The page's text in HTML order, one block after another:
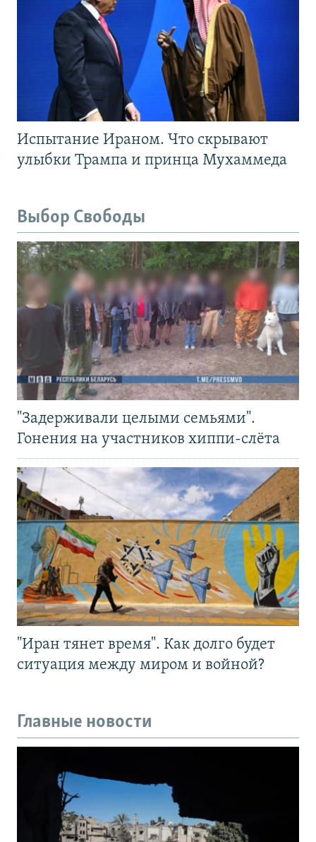
Испытание Ираном. Что скрывают
улыбки Трампа и принца Мухаммеда
Выбор Свободы
"Задерживали целыми семьями".
Гонения на участников хиппи-слёта
"Иран тянет время". Как долго будет
ситуация между миром и войной?
Главные новости